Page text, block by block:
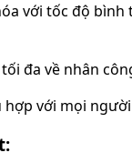
với tốc độ
đa về nhân
với mọi